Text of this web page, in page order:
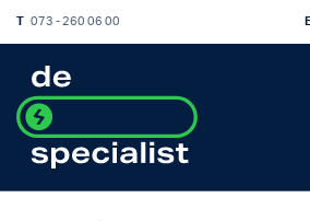
073 - 260 06 00 E